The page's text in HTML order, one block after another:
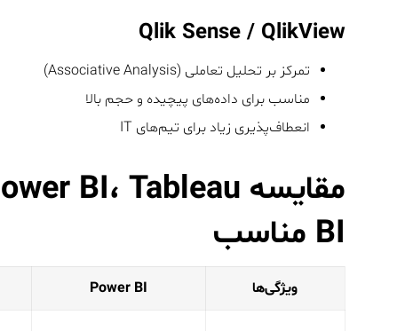
Qlik Sense / QlikView
تمرکز بر تحلیل تعاملی (Associative Analysis)
مناسب برای داده‌های پیچیده و حجم بالا
انعطاف‌پذیری زیاد برای تیم‌های IT
BI مناسب
ویژگی‌ها Power BI